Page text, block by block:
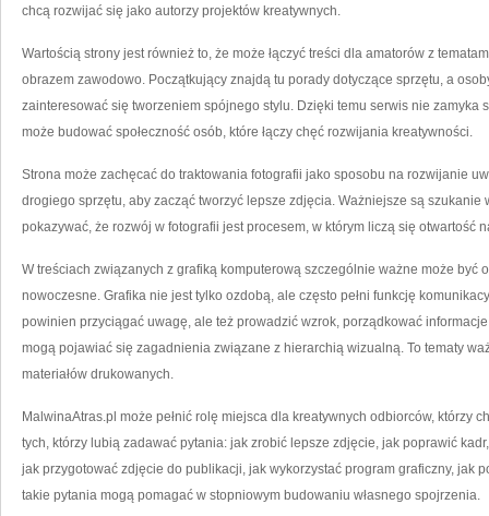
chcą rozwijać się jako autorzy projektów kreatywnych.
Wartością strony jest również to, że może łączyć treści dla amatorów z
obrazem zawodowo. Początkujący znajdą tu porady dotyczące sprzętu, a
zainteresować się tworzeniem spójnego stylu. Dzięki temu serwis nie zamyka
może budować społeczność osób, które łączy chęć rozwijania kreatywności.
Strona może zachęcać do traktowania fotografii jako sposobu na rozwijanie
drogiego sprzętu, aby zacząć tworzyć lepsze zdjęcia. Ważniejsze są szukanie
pokazywać, że rozwój w fotografii jest procesem, w którym liczą się otwartość
W treściach związanych z grafiką komputerową szczególnie ważne może być
nowoczesne. Grafika nie jest tylko ozdobą, ale często pełni funkcję
powinien przyciągać uwagę, ale też prowadzić wzrok, porządkować
mogą pojawiać się zagadnienia związane z hierarchią wizualną. To tematy
materiałów drukowanych.
MalwinaAtras.pl może pełnić rolę miejsca dla kreatywnych odbiorców, którzy
tych, którzy lubią zadawać pytania: jak zrobić lepsze zdjęcie, jak poprawić
jak przygotować zdjęcie do publikacji, jak wykorzystać program graficzny, jak
takie pytania mogą pomagać w stopniowym budowaniu własnego spojrzenia.